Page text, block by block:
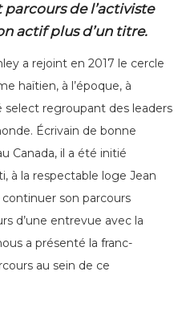
de l’activiste
actif plus d’un titre.
a rejoint en 2017 le cercle
haïtien, à l’époque, à
regroupant des leaders
Écrivain de bonne
Canada, il a été initié
à la respectable loge Jean
son parcours
d’une entrevue avec la
a présenté la franc-
au sein de ce